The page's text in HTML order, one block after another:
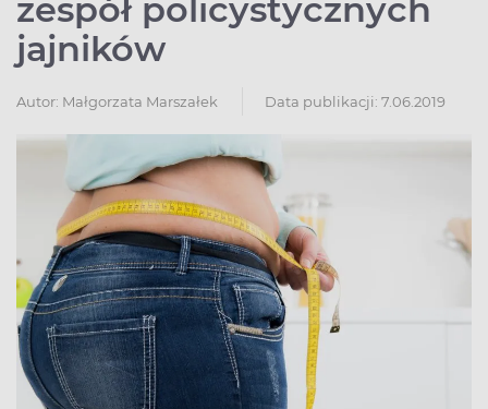
zespół policystycznych
jajników
Autor: Małgorzata Marszałek Data publikacji: 7.06.2019